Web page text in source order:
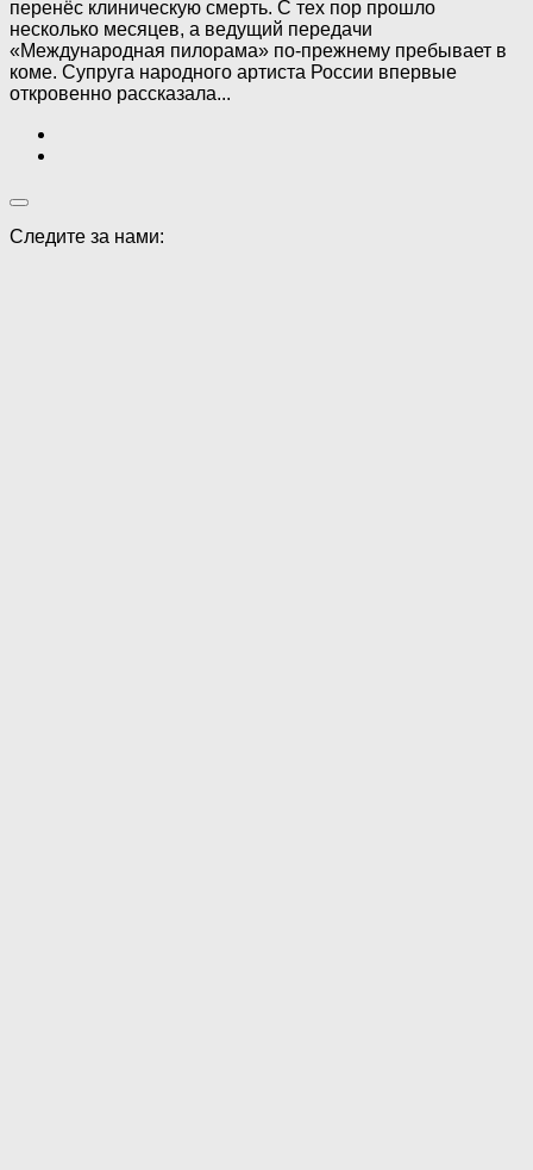
перенёс клиническую смерть. С тех пор прошло
несколько месяцев, а ведущий передачи
«Международная пилорама» по-прежнему пребывает в
коме. Супруга народного артиста России впервые
откровенно рассказала...
Следите за нами: